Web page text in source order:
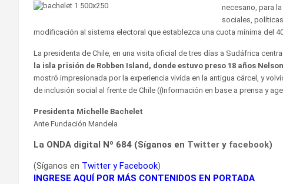
necesario, para
sociales,
modificación al sistema electoral que establezca una cuota mínima del
La presidenta de Chile, en una visita oficial de tres días a Sudáfrica
la isla prisión de Robben Island, donde estuvo preso 18 años
mostró impresionada por la experiencia vivida en la antigua cárcel, y
de inclusión social al frente de Chile ((Información en base a prensa y
Presidenta Michelle Bachelet
Ante Fundación Mandela
La ONDA digital Nº 684 (Síganos en Twitter y facebook)
(Síganos en Twitter yFacebook)
INGRESE AQUÍ POR MÁS CONTENIDOS EN PORTADA